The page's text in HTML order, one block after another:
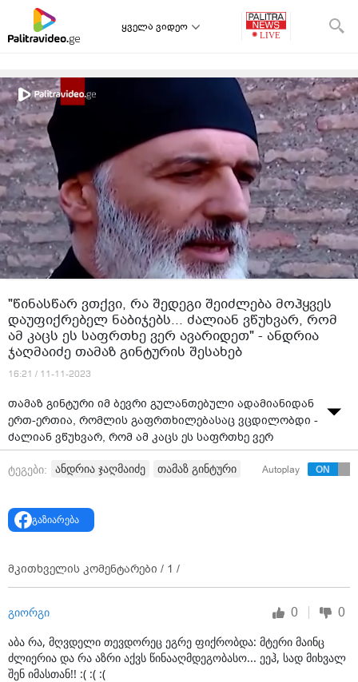
ყველა ვიდეო
"წინასწარ ვთქვი, რა შედეგი შეიძლება მოჰყვეს
დაუფიქრებელ ნაბიჯებს... ძალიან ვწუხვარ, რომ
ამ კაცს ეს საფრთხე ვერ ავარიდეთ" - ანდრია
ჯაღმაიძე თამაზ გინტურის შესახებ
16:21 / 11-11-2023
თამაზ გინტური იმ ბევრი გულანთებული ადამიანიდან
ერთ-ერთია, რომლის გაფრთხილებასაც ვცდილობდი -
ძალიან ვწუხვარ, რომ ამ კაცს ეს საფრთხე ვერ
ავარიდეთ, - ამის შესახებ საპატრიარქოს
საზოგადოებასთან ურთიერთობის სამსახურის
ჟურნალისტებთან საუბრისას განაცხადა.
მისივე თქმით, თამაზ გინტურის მსგავს ადამიანებს
„ჩვენ ასეთ ხალხს ვერ გავუფრთხილდით. ეს არის იმ
რომლის გაფრთხილებასაც ვცდილობდი, წინასწარ
ნაბიჯებს. ძალიან ვწუხვარ, რომ ამ კაცს ეს საფრთხე
ვერ ავარიდეთ“,- აღნიშნა ჯაღმაიძემ.
ტეგები: ანდრია ჯაღმაიძე თამაზ გინტური Autoplay
გაზიარება
მკითხველის კომენტარები / 1 /
გიორგი 0 0
აბა რა, მღვდელი თევდორეც ეგრე ფიქრობდა: მტერი მაინც
ძლიერია და რა აზრი აქვს წინააღმდეგობასო... ეეჰ, სად მიხვალ
შენ იმასთან!! :( :( :(